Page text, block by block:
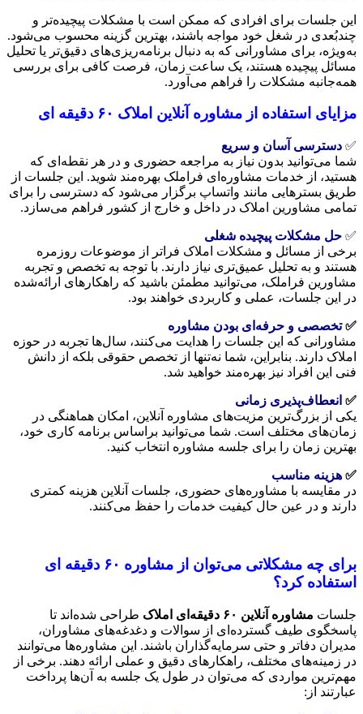
این جلسات برای افرادی که ممکن است با مشکلات پیچیده‌تر و
چندبُعدی در شغل خود مواجه باشند، بهترین گزینه محسوب می‌شود.
به‌ویژه، برای مشاورانی که به دنبال برنامه‌ریزی‌های دقیق‌تر یا تحلیل
مسائل پیچیده هستند، یک ساعت زمان، فرصت کافی برای بررسی
همه‌جانبه مشکلات را فراهم می‌آورد.
مزایای استفاده از مشاوره آنلاین املاک ۶۰ دقیقه ای
✅ دسترسی آسان و سریع
شما می‌توانید بدون نیاز به مراجعه حضوری و در هر نقطه‌ای که
هستید، از خدمات مشاوره‌ای فراملک بهره‌مند شوید. این جلسات از
طریق بسترهایی مانند واتساپ برگزار می‌شود که دسترسی را برای
تمامی مشاورین املاک در داخل و خارج از کشور فراهم می‌سازد.
✅ حل مشکلات پیچیده شغلی
برخی از مسائل و مشکلات املاک فراتر از موضوعات روزمره
هستند و به تحلیل عمیق‌تری نیاز دارند. با توجه به تخصص و تجربه
مشاورین فراملک، می‌توانید مطمئن باشید که راهکارهای ارائه‌شده
در این جلسات، عملی و کاربردی خواهند بود.
✅تخصصی و حرفه‌ای بودن مشاوره
مشاورانی که این جلسات را هدایت می‌کنند، سال‌ها تجربه در حوزه
املاک دارند. بنابراین، شما نه‌تنها از تخصص حقوقی بلکه از دانش
فنی این افراد نیز بهره‌مند خواهید شد.
✅ انعطاف‌پذیری زمانی
یکی از بزرگ‌ترین مزیت‌های مشاوره آنلاین، امکان هماهنگی در
زمان‌های مختلف است. شما می‌توانید براساس برنامه کاری خود،
بهترین زمان را برای جلسه مشاوره انتخاب کنید.
✅ هزینه مناسب
در مقایسه با مشاوره‌های حضوری، جلسات آنلاین هزینه کمتری
دارند و در عین حال کیفیت خدمات را حفظ می‌کنند.
برای چه مشکلاتی می‌توان از مشاوره ۶۰ دقیقه ای
استفاده کرد؟
جلسات مشاوره آنلاین ۶۰ دقیقه‌ای املاک
طراحی شده‌اند تا
پاسخگوی طیف گسترده‌ای از سوالات و دغدغه‌های مشاوران،
مدیران دفاتر و حتی سرمایه‌گذاران باشند. این مشاوره‌ها می‌توانند
در زمینه‌های مختلف، راهکارهای دقیق و عملی ارائه دهند. برخی از
مهم‌ترین مواردی که می‌توان در طول یک جلسه به آن‌ها پرداخت
عبارتند از: